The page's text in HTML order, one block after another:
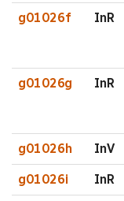
g01026f InR
g01026g InR
g01026h InV
g01026i InR